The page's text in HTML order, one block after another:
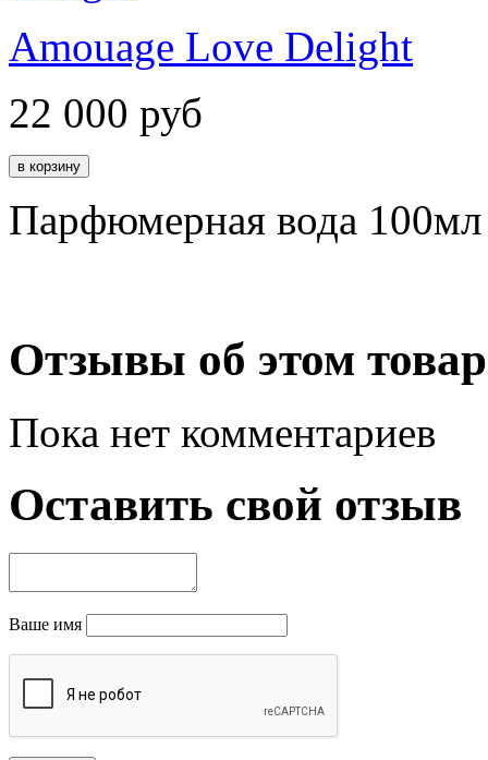
Amouage Love Delight
22 000 руб
Парфюмерная вода 100мл
Отзывы об этом
Пока нет комментариев
Оставить свой отзыв
Ваше имя